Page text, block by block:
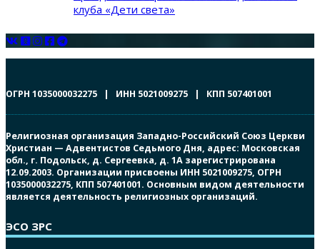
клуба «Дети света»
ОГРН 1035000032275 | ИНН 5021009275 | КПП 507401001
Религиозная организация Западно-Российский Союз Церкви
Христиан — Адвентистов Седьмого Дня, адрес: Московская
обл., г. Подольск, д. Сергеевка, д. 1А зарегистрирована
12.09.2003. Организации присвоены ИНН 5021009275, ОГРН
1035000032275, КПП 507401001. Основным видом деятельности
является деятельность религиозных организаций.
ЭСО ЗРС